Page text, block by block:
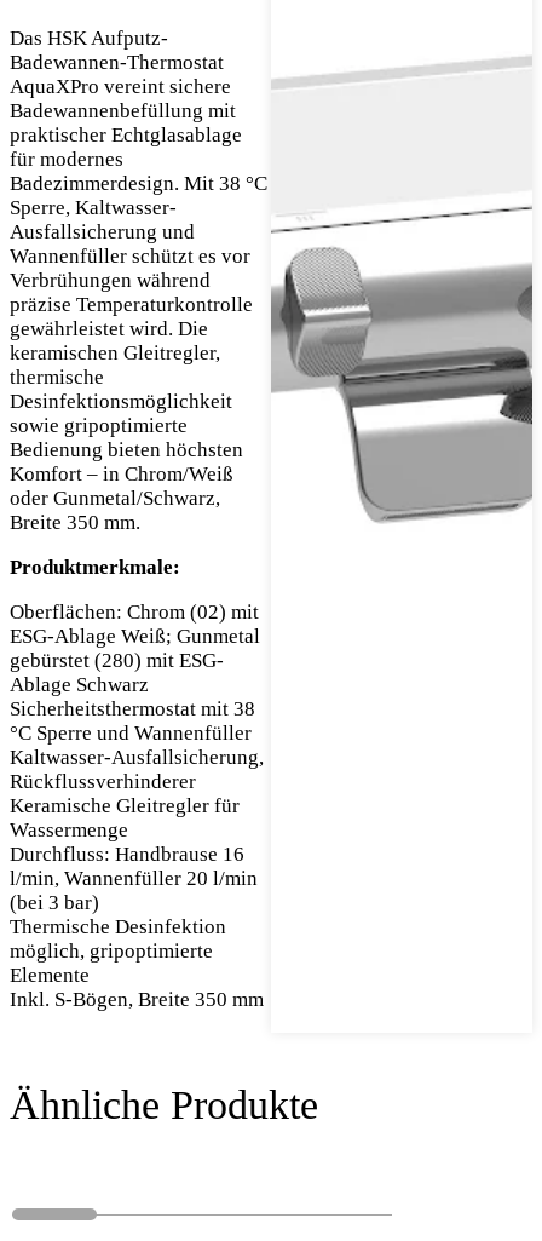
Das HSK Aufputz-
Badewannen-Thermostat
AquaXPro vereint sichere
Badewannenbefüllung mit
praktischer Echtglasablage
für modernes
Badezimmerdesign. Mit 38 °C
Sperre, Kaltwasser-
Ausfallsicherung und
Wannenfüller schützt es vor
Verbrühungen während
präzise Temperaturkontrolle
gewährleistet wird. Die
keramischen Gleitregler,
thermische
Desinfektionsmöglichkeit
sowie gripoptimierte
Bedienung bieten höchsten
Komfort – in Chrom/Weiß
oder Gunmetal/Schwarz,
Breite 350 mm.
Produktmerkmale:
Oberflächen: Chrom (02) mit
ESG-Ablage Weiß; Gunmetal
gebürstet (280) mit ESG-
Ablage Schwarz
Sicherheitsthermostat mit 38
°C Sperre und Wannenfüller
Kaltwasser-Ausfallsicherung,
Rückflussverhinderer
Keramische Gleitregler für
Wassermenge
Durchfluss: Handbrause 16
l/min, Wannenfüller 20 l/min
(bei 3 bar)
Thermische Desinfektion
möglich, gripoptimierte
Elemente
Inkl. S-Bögen, Breite 350 mm
Ähnliche Produkte